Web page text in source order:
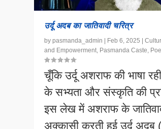
उर्दू अदब का जातिवादी चरित्र
bypasmanda_admin | Feb 6, 2025 |
and Empowerment Pasmanda Caste
चूँकि उर्दू अशराफ की भाषा
के सभ्यता और संस्कृति की
इस लेख में अशराफ के
अक्कासी करती हुई उर्दू अदब